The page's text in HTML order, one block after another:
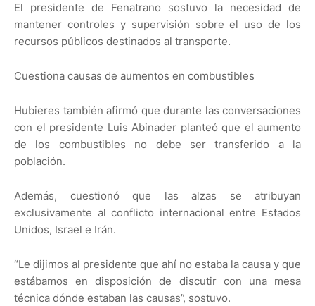
El presidente de Fenatrano sostuvo la necesidad de
mantener controles y supervisión sobre el uso de los
recursos públicos destinados al transporte.
Cuestiona causas de aumentos en combustibles
Hubieres también afirmó que durante las conversaciones
con el presidente Luis Abinader planteó que el aumento
de los combustibles no debe ser transferido a la
población.
Además, cuestionó que las alzas se atribuyan
exclusivamente al conflicto internacional entre Estados
Unidos, Israel e Irán.
“Le dijimos al presidente que ahí no estaba la causa y que
estábamos en disposición de discutir con una mesa
técnica dónde estaban las causas”, sostuvo.